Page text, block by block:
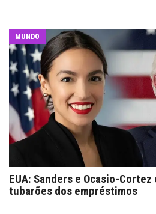
MUNDO
EUA: Sanders e Ocasio-
tubarões dos empréstimos